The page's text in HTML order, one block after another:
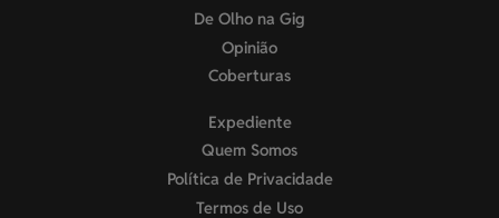
De Olho na Gig
Opinião
Coberturas
Expediente
Quem Somos
Política de Privacidade
Termos de Uso